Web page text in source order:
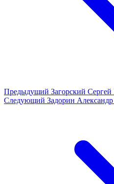
Предыдущий Загорский
Следующий Задорин